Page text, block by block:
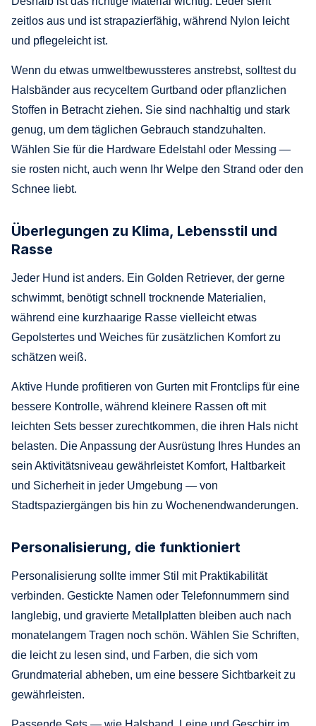
zeitlos aus und ist strapazierfähig, während Nylon leicht
und pflegeleicht ist.
Wenn du etwas umweltbewussteres anstrebst, solltest du
Halsbänder aus recyceltem Gurtband oder pflanzlichen
Stoffen in Betracht ziehen. Sie sind nachhaltig und stark
genug, um dem täglichen Gebrauch standzuhalten.
Wählen Sie für die Hardware Edelstahl oder Messing —
sie rosten nicht, auch wenn Ihr Welpe den Strand oder den
Schnee liebt.
Überlegungen zu Klima, Lebensstil und
Rasse
Jeder Hund ist anders. Ein Golden Retriever, der gerne
schwimmt, benötigt schnell trocknende Materialien,
während eine kurzhaarige Rasse vielleicht etwas
Gepolstertes und Weiches für zusätzlichen Komfort zu
schätzen weiß.
Aktive Hunde profitieren von Gurten mit Frontclips für eine
bessere Kontrolle, während kleinere Rassen oft mit
leichten Sets besser zurechtkommen, die ihren Hals nicht
belasten. Die Anpassung der Ausrüstung Ihres Hundes an
sein Aktivitätsniveau gewährleistet Komfort, Haltbarkeit
und Sicherheit in jeder Umgebung — von
Stadtspaziergängen bis hin zu Wochenendwanderungen.
Personalisierung, die funktioniert
Personalisierung sollte immer Stil mit Praktikabilität
verbinden. Gestickte Namen oder Telefonnummern sind
langlebig, und gravierte Metallplatten bleiben auch nach
monatelangem Tragen noch schön. Wählen Sie Schriften,
die leicht zu lesen sind, und Farben, die sich vom
Grundmaterial abheben, um eine bessere Sichtbarkeit zu
gewährleisten.